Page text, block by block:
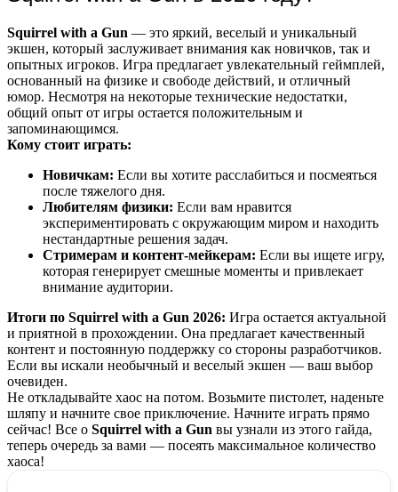
Squirrel with a Gun — это яркий, веселый и уникальный
экшен, который заслуживает внимания как новичков, так и
опытных игроков. Игра предлагает увлекательный геймплей,
основанный на физике и свободе действий, и отличный
юмор. Несмотря на некоторые технические недостатки,
общий опыт от игры остается положительным и
запоминающимся.
Кому стоит играть:
Новичкам: Если вы хотите расслабиться и посмеяться
после тяжелого дня.
Любителям физики: Если вам нравится
экспериментировать с окружающим миром и находить
нестандартные решения задач.
Стримерам и контент-мейкерам: Если вы ищете игру,
которая генерирует смешные моменты и привлекает
внимание аудитории.
Итоги по Squirrel with a Gun 2026: Игра остается актуальной
и приятной в прохождении. Она предлагает качественный
контент и постоянную поддержку со стороны разработчиков.
Если вы искали необычный и веселый экшен — ваш выбор
очевиден.
Не откладывайте хаос на потом. Возьмите пистолет, наденьте
шляпу и начните свое приключение. Начните играть прямо
сейчас! Все о Squirrel with a Gun вы узнали из этого гайда,
теперь очередь за вами — посеять максимальное количество
хаоса!